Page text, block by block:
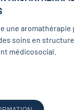
une aromathérapie
soins en
médicosocial.